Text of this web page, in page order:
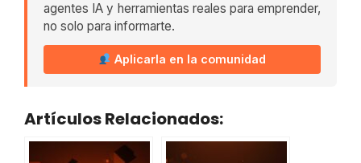
agentes IA y herramientas reales para emprender,
no solo para informarte.
Aplicarla en la comunidad
Artículos Relacionados: